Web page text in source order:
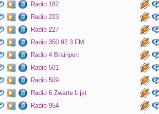
Radio 182
Radio 223
Radio 227
Radio 350 92.3 FM
Radio 4 Brainport
Radio 501
Radio 509
Radio 6 Zwarte Lijst
Radio 954